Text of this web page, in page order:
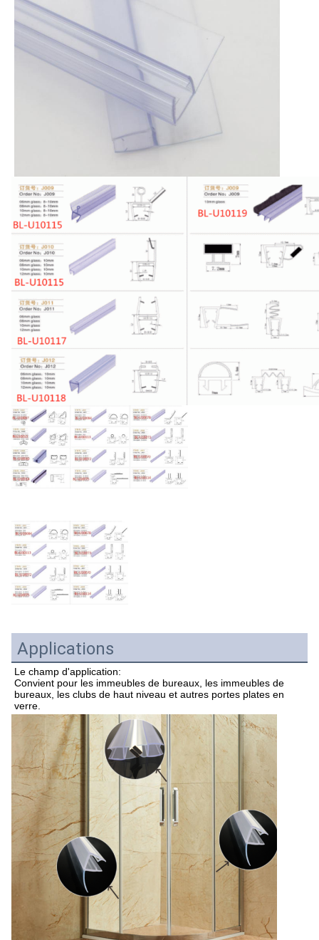
Applications
Le champ d'application:
Convient pour les immeubles de bureaux, les immeubles de
bureaux, les clubs de haut niveau et autres portes plates en
verre.